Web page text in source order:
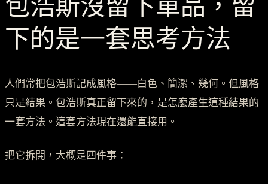
包浩斯沒留下單品，留
下的是一套思考方法
人們常把包浩斯記成風格——白色、簡潔、幾何。但風格
只是結果。包浩斯真正留下來的，是怎麼產生這種結果的
一套方法。這套方法現在還能直接用。
把它拆開，大概是四件事：